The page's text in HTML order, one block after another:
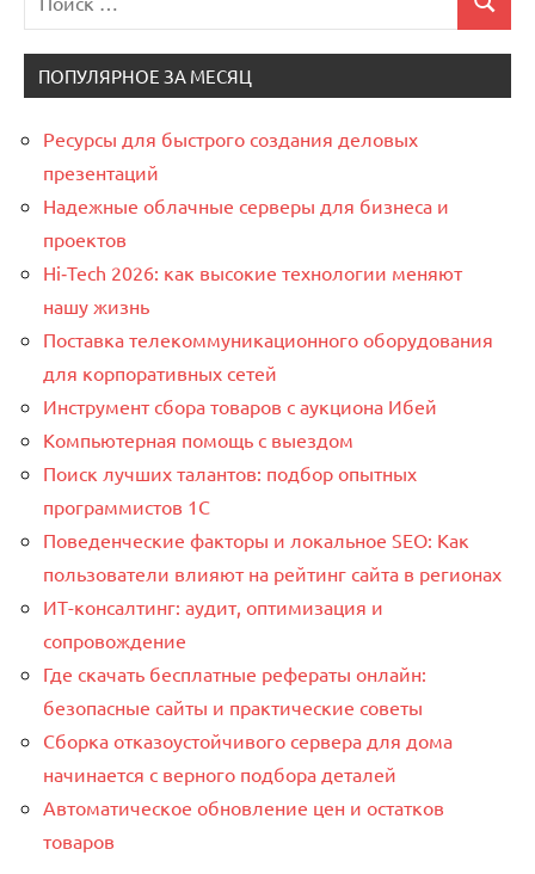
для:
Поиск
ПОПУЛЯРНОЕ ЗА МЕСЯЦ
Ресурсы для быстрого создания деловых
презентаций
Надежные облачные серверы для бизнеса и
проектов
Hi‑Tech 2026: как высокие технологии меняют
нашу жизнь
Поставка телекоммуникационного оборудования
для корпоративных сетей
Инструмент сбора товаров с аукциона Ибей
Компьютерная помощь с выездом
Поиск лучших талантов: подбор опытных
программистов 1C
Поведенческие факторы и локальное SEO: Как
пользователи влияют на рейтинг сайта в регионах
ИТ-консалтинг: аудит, оптимизация и
сопровождение
Где скачать бесплатные рефераты онлайн:
безопасные сайты и практические советы
Сборка отказоустойчивого сервера для дома
начинается с верного подбора деталей
Автоматическое обновление цен и остатков
товаров